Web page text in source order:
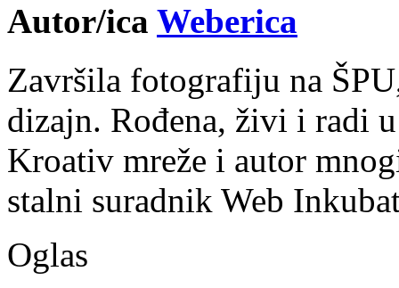
Autor/ica Weberica
Završila fotografiju na
dizajn. Rođena, živi i radi
Kroativ mreže i autor
stalni suradnik Web
Oglas